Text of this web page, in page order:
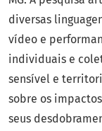
diversas
vídeo e
individuais e
sensível e
sobre os
seus